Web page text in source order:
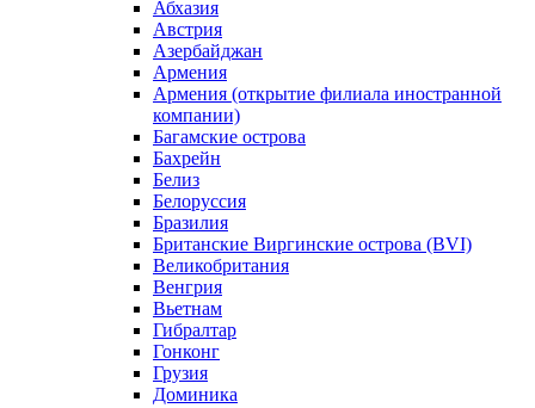
Абхазия
Австрия
Азербайджан
Армения
Армения (открытие филиала иностранной
компании)
Багамские острова
Бахрейн
Белиз
Белоруссия
Бразилия
Британские Виргинские острова (BVI)
Великобритания
Венгрия
Вьетнам
Гибралтар
Гонконг
Грузия
Доминика